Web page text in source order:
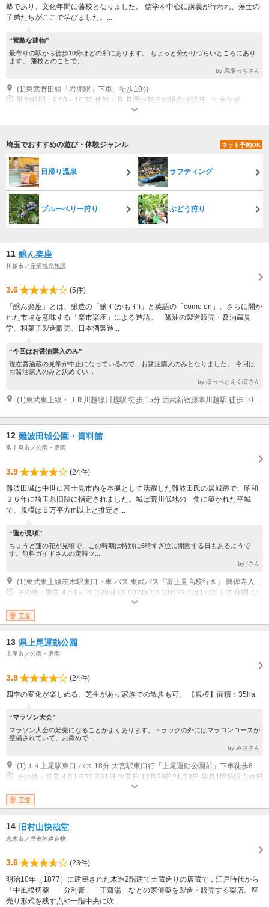
塾であり、文化年間に藩校となりました。 儒学を中心に講義が行われ、藩士の
子弟たちがここで学びました。...
“素敵な建物”
最寄りの駅から徒歩10分ほどの所にあります。 ちょっと分かりづらいところにあり
ます。 藩校とのことで、...
by 馬場っちさん
(1)東武野田線「岩槻駅」下車、徒歩10分
開館時間：9:00～16:30 休館：月 月曜が祝日の場合は翌日、年末年始
埼玉でおすすめの遊び・体験ジャンル ネット予約OK
日帰り温泉 ラフティング
ブルーベリー狩り ぶどう狩り
11 醸ん楽座
川越市／産業観光施設
3.6
(5件)
「醸ん楽座」とは、醸造の「醸す(かもす)」と英語の「come on」、さらに開か
れた市場を意味する「楽市楽座」による造語。 醤油の製造販売・醤油蔵見
学、和菓子製造販売、日本酒製造...
“今回はお醤油購入のみ”
現在醤油蔵の見学が中止になっているので、お醤油購入のみとなりました。 今回は
お醤油購入のみと決めてい...
by ほっぺとえくぼさん
12 難波田城公園・資料館
富士見市／公園・庭園
3.9
(24件)
難波田城は中世に富士見市内を本拠として活躍した難波田氏の居城跡で、昭和
３６年に埼玉県旧跡に指定されました。城は荒川低地の一角に築かれた平城
で、規模は５万平方m以上と推定さ...
“蓮が見頃”
ちょうど蓮の花が見頃で、この時期は特別に6時すぎ位に開園する日もあるようで
す。無料ガイドさんの定時ツ...
by fさん
その他：開園 4月1日?9月30日 09:00?18:00 10月?3月は17:00まで 休園 な
し 開館時間（日火水木金土） 09:00?17:00 富士見市立難波田城資料館（公
園内にあり） 休館日 12月29日?1月3日（月） 富士見市立難波田城資料館
（公園内にあり）月曜日が祝日のときは開館し、翌日休館
王道
13 県上尾運動公園
上尾市／公園・庭園
3.8
(24件)
四季の変化が楽しめる。芝生があり家族での散歩も可。 【規模】面積：35ha
“マラソン大会”
マラソン大会の始発になることがよくあります。トラックの外にはマラコンコースが
整備されていて、お薦めで...
by みおさん
(1)ＪＲ上尾駅東口 バス 18分 大宮駅東口行「上尾運動公園前」下車徒歩8分 JR上尾駅東口 徒歩 20分 ニューシャトル丸山駅 徒歩 30分
その他：営業 4月1日?3月31日 休業日 12月29日?1月3日 毎月1回施設点検日
王道
14 旧村山快哉堂
志木市／歴史的建造物
3.6
(23件)
明治10年（1877）に建築された木造2階建て土蔵造りの店蔵で，江戸時代から
「中風根切薬」「分利膏」「正齋湯」などの家傅薬を製造・販売する薬店。座
売り形式を残す点や一階中央に吹...